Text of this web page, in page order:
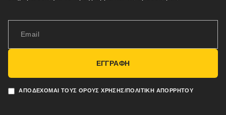
ΑΠΟΔΈΧΟΜΑΙ ΤΟΥΣ ΌΡΟΥΣ ΧΡΉΣΗΣ/ΠΟΛΙΤΙΚΉ ΑΠΟΡΡΉΤΟΥ
ΕΓΓΡΑΦΗ